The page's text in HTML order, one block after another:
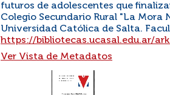
futuros de adolescentes que
Colegio Secundario Rural "La Mora
Universidad Católica de Salta.
https://bibliotecas.ucasal.edu.ar/
Ver Vista de Metadatos